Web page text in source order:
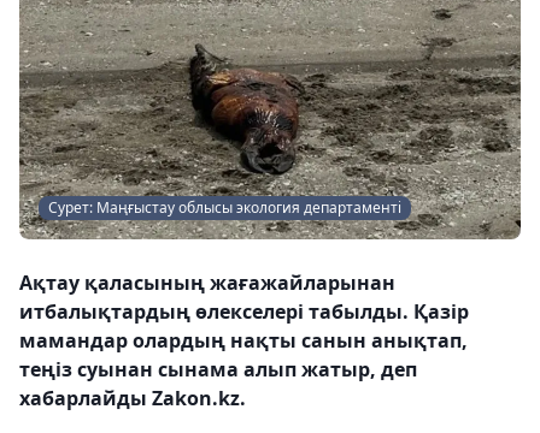
Сурет: Маңғыстау облысы экология департаменті
Ақтау қаласының жағажайларынан
итбалықтардың өлекселері табылды. Қазір
мамандар олардың нақты санын анықтап,
теңіз суынан сынама алып жатыр, деп
хабарлайды Zakon.kz.